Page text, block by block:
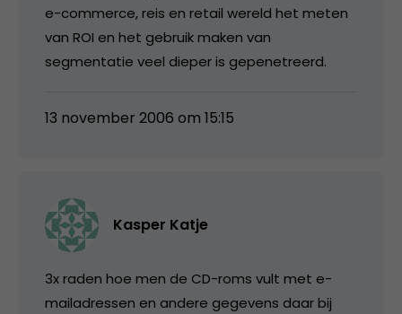
e-commerce, reis en retail wereld het meten
van ROI en het gebruik maken van
segmentatie veel dieper is gepenetreerd.
13 november 2006 om 15:15
Kasper Katje
3x raden hoe men de CD-roms vult met e-
mailadressen en andere gegevens daar bij